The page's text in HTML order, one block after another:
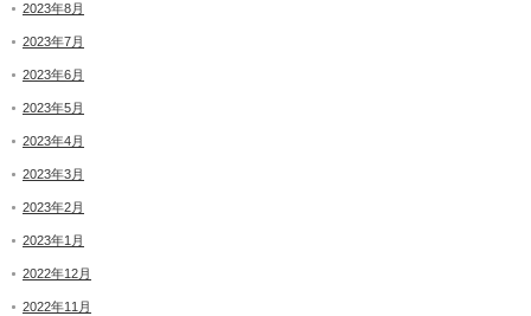
2023年8月
2023年7月
2023年6月
2023年5月
2023年4月
2023年3月
2023年2月
2023年1月
2022年12月
2022年11月